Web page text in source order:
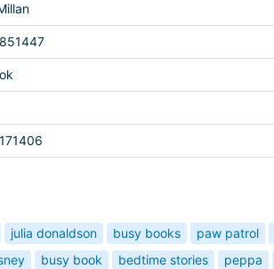
julia donaldson busy books paw patrol
busy book bedtime stories peppa